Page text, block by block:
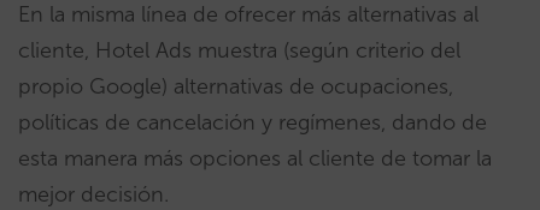
En la misma línea de ofrecer más alternativas al
cliente, Hotel Ads muestra (según criterio del
propio Google) alternativas de ocupaciones,
políticas de cancelación y regímenes, dando de
esta manera más opciones al cliente de tomar la
mejor decisión.